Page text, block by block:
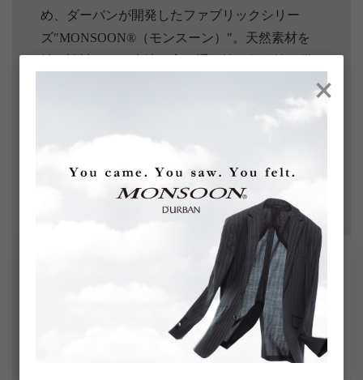
め、ダーバンが開発したファブリックシリー
ズ"MONSOON®（モンスーン）"。天然素材を
格を両立。原料、織り、仕上げ加工に至るま
×